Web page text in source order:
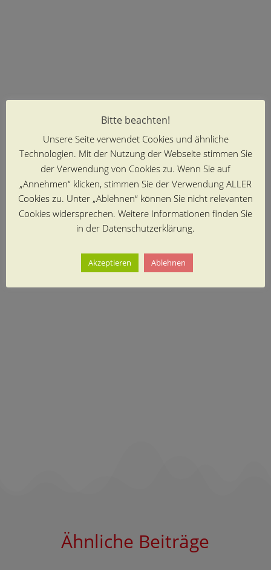
Ähnliche Beiträge
Bitte beachten!
Unsere Seite verwendet Cookies und ähnliche
Technologien. Mit der Nutzung der Webseite stimmen Sie
der Verwendung von Cookies zu. Wenn Sie auf
„Annehmen“ klicken, stimmen Sie der Verwendung ALLER
Cookies zu. Unter „Ablehnen“ können Sie nicht relevanten
Cookies widersprechen. Weitere Informationen finden Sie
in der Datenschutzerklärung.
Akzeptieren Ablehnen